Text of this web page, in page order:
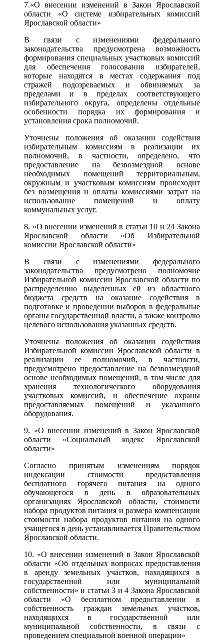
7.«О внесении изменений в Закон Ярославской
области «О системе избирательных комиссий
Ярославской области»
В связи с изменениями федерального
законодательства предусмотрена возможность
формирования специальных участковых комиссий
для обеспечения голосования избирателей,
которые находятся в местах содержания под
стражей подозреваемых и обвиняемых за
пределами и в пределах соответствующего
избирательного округа, определены отдельные
особенности порядка их формирования и
установления срока полномочий.
Уточнены положения об оказании содействия
избирательным комиссиям в реализации их
полномочий, в частности, определено, что
предоставление на безвозмездной основе
необходимых помещений территориальным,
окружным и участковым комиссиям происходит
без возмещения и оплаты комиссиями затрат на
использование помещений и оплату
коммунальных услуг.
8. «О внесении изменений в статьи 10 и 24 Закона
Ярославской области «Об Избирательной
комиссии Ярославской области»
В связи с изменениями федерального
законодательства предусмотрено полномочие
Избирательной комиссии Ярославской области по
распределению выделенных ей из областного
бюджета средств на оказание содействия в
подготовке и проведении выборов в федеральные
органы государственной власти, а также контролю
целевого использования указанных средств.
Уточнены положения об оказании содействия
Избирательной комиссии Ярославской области в
реализации ее полномочий, в частности,
предусмотрено предоставление на безвозмездной
основе необходимых помещений, в том числе для
хранения технологического оборудования
участковых комиссий, и обеспечение охраны
предоставляемых помещений и указанного
оборудования.
9. «О внесении изменений в Закон Ярославской
области «Социальный кодекс Ярославской
области»
Согласно принятым изменениям порядок
индексации стоимости предоставления
бесплатного горячего питания на одного
обучающегося в день в образовательных
организациях Ярославской области, стоимости
набора продуктов питания и размера компенсации
стоимости набора продуктов питания на одного
учащегося в день устанавливается Правительством
Ярославской области.
10. «О внесении изменений в Закон Ярославской
области «Об отдельных вопросах предоставления
в аренду земельных участков, находящихся в
государственной или муниципальной
собственности» и статьи 3 и 4 Закона Ярославской
области «О бесплатном предоставлении в
собственность граждан земельных участков,
находящихся в государственной или
муниципальной собственности, в связи с
проведением специальной военной операции»